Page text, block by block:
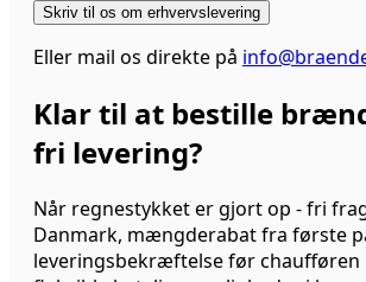
Skriv til os om erhvervslevering
Eller mail os direkte på
Klar til at bestille
fri levering?
Når regnestykket er gjort op - fri
Danmark, mængderabat fra første
leveringsbekræftelse før chaufføren